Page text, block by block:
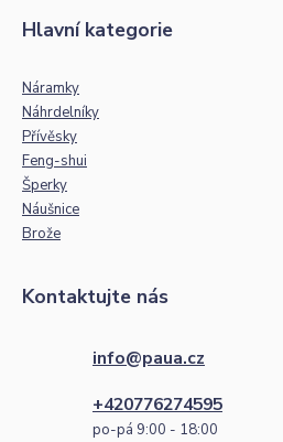
Hlavní kategorie
Náramky
Náhrdelníky
Přívěsky
Feng-shui
Šperky
Náušnice
Brože
Kontaktujte nás
info@paua.cz
+420776274595
po-pá 9:00 - 18:00